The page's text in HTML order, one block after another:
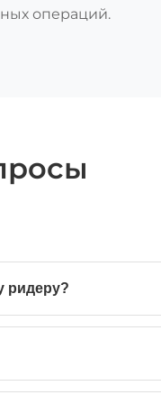
операций.
ридеру?